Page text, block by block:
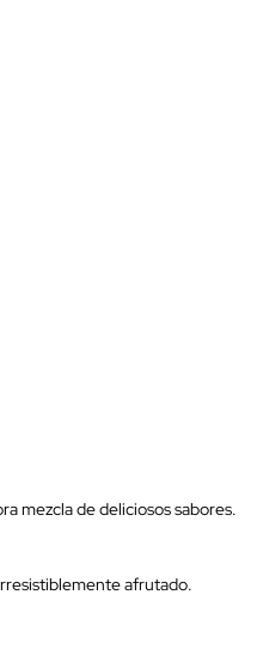
mezcla de deliciosos sabores.
afrutado.